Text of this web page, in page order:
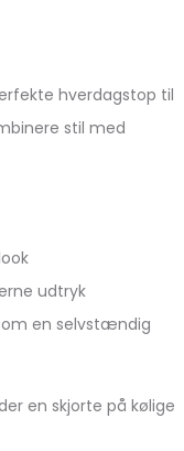
hverdagstop til
stil med
udtryk
en selvstændig
en skjorte på kølige